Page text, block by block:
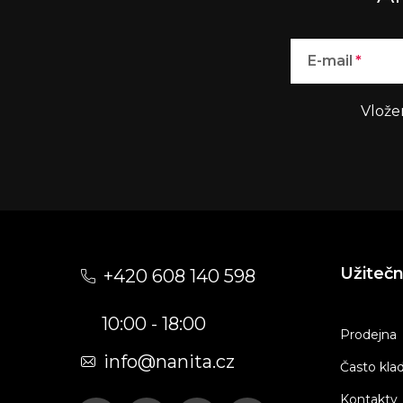
E-mail
+420 608 140 598
10:00 - 18:00
info@nanita.cz
Prodejna
Často